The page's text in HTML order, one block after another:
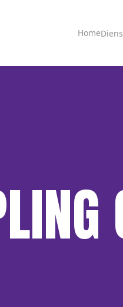
Home